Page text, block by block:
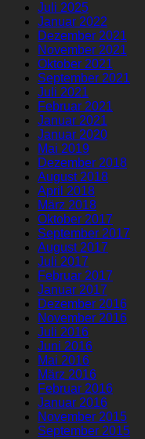
Juli 2025
Januar 2022
Dezember 2021
November 2021
Oktober 2021
September 2021
Juli 2021
Februar 2021
Januar 2021
Januar 2020
Mai 2019
Dezember 2018
August 2018
April 2018
März 2018
Oktober 2017
September 2017
August 2017
Juli 2017
Februar 2017
Januar 2017
Dezember 2016
November 2016
Juli 2016
Juni 2016
Mai 2016
März 2016
Februar 2016
Januar 2016
November 2015
September 2015